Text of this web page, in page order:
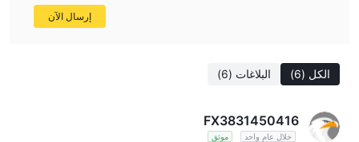
الكل (6) البلاغات (6)
FX3831450416
خلال عام واحد موثق
إرسال الآن